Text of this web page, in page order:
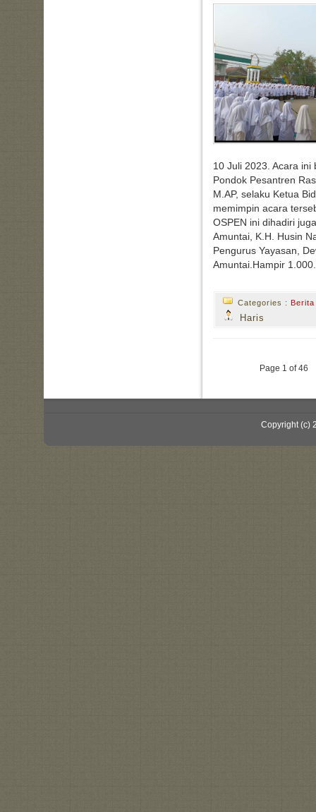
10 Juli 2023. Acara ini
Pondok Pesantren
M.AP, selaku Ketua
memimpin acara
OSPEN ini dihadiri
Amuntai, K.H. Husin
Pengurus Yayasan,
Amuntai.Hampir
Categories : Berita
Haris
Page 1 of 46
Copyright (c)